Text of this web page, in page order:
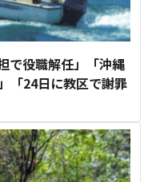
で役職解任」「沖縄
「24日に教区で謝罪